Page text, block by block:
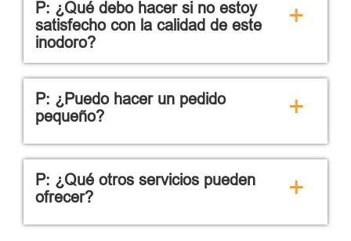
P: ¿Qué debo hacer si no estoy
satisfecho con la calidad de este
inodoro?
+
P: ¿Puedo hacer un pedido
pequeño?
+
P: ¿Qué otros servicios pueden
ofrecer?
+